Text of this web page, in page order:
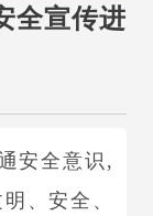
全宣传进
安全意识 ,
、安全、